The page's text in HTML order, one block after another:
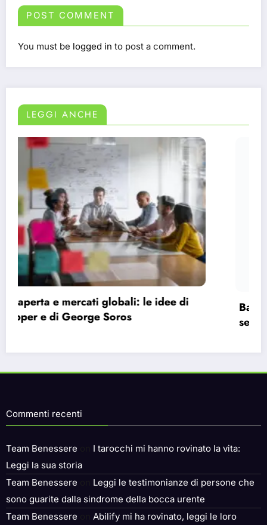
POST COMMENT
You must be logged in to post a comment.
LEGGI ANCHE
Bauman e la modernità liquida: perché ci
sentiamo vuoti nonostante le infinite
Commenti recenti
Team Benessere
I tarocchi mi hanno rovinato la vita:
Leggi la sua storia
Team Benessere
Leggi le testimonianze di persone che
sono guarite dalla sindrome della bocca urente
Team Benessere
Abilify mi ha rovinato, leggi le loro